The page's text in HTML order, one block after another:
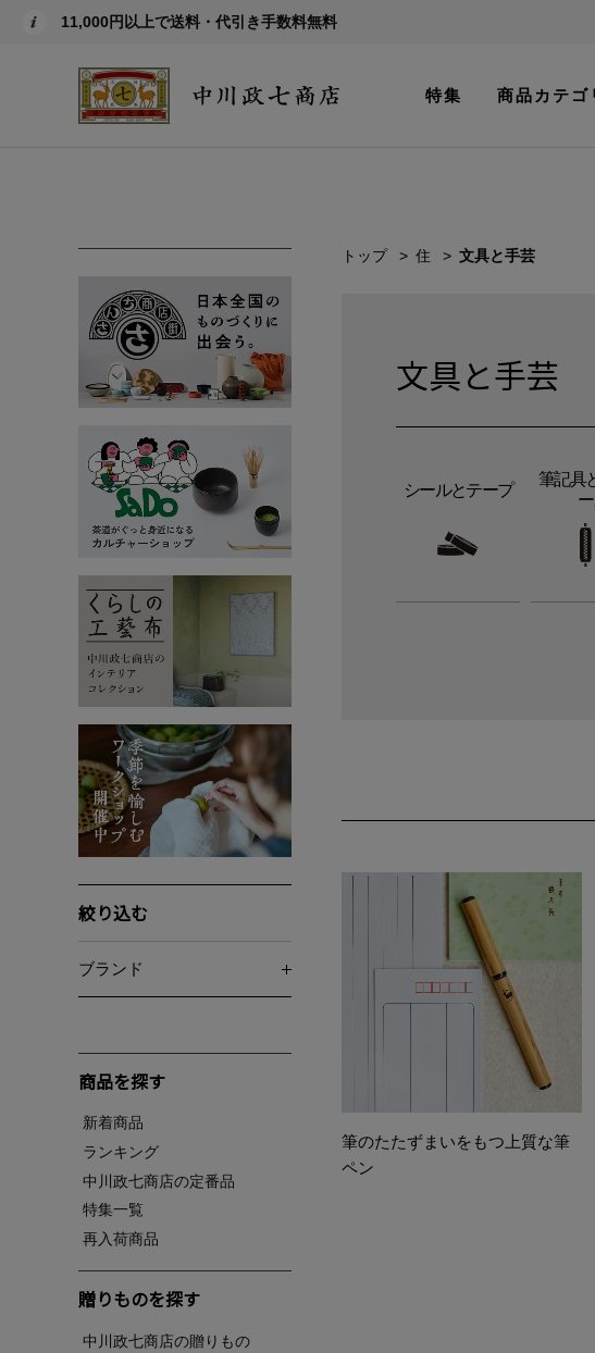
11,000円以上で送料・代引き手数料無料
特集 商品カテゴ
絞り込む
ブランド
商品を探す
新着商品
ランキング
中川政七商店の定番品
特集一覧
再入荷商品
贈りものを探す
中川政七商店の贈りもの
トップ 住 文具と手芸
文具と手芸
シールとテープ
筆記具
筆のたたずまいをもつ上質な筆
ペン